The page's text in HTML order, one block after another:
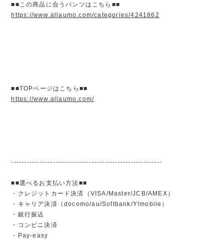
■■この商品に合うパンツはこちら■■
https://www.allaumo.com/categories/4241862
■■TOPページはこちら■■
https://www.allaumo.com/
----------------------------------------------------------
■■選べるお支払い方法■■
・クレジットカード決済（VISA/Master/JCB/AMEX）
・キャリア決済（docomo/au/Softbank/Y!mobile）
・銀行振込
・コンビニ決済
・Pay-easy